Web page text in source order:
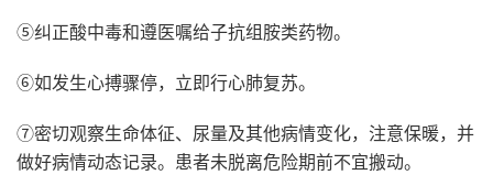
⑤纠正酸中毒和遵医嘱给子抗组胺类药物。
⑥如发生心搏骤停，立即行心肺复苏。
⑦密切观察生命体征、尿量及其他病情变化，注意保暖，并
做好病情动态记录。患者未脱离危险期前不宜搬动。